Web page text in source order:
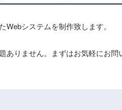
システムを制作致します。
りません。まずはお気軽にお問